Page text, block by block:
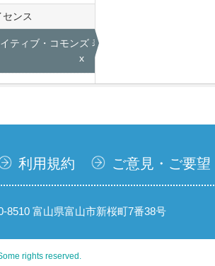
センス
ティブ・コモンズ 表示
x
利用規約 ご意見・ご要望
富山県富山市新桜町7番38号
rights reserved.